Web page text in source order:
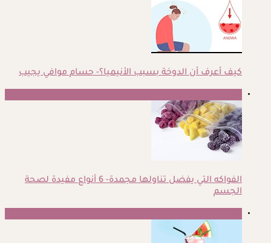
كيف أعرف أن الدوخة بسبب الأنيميا؟- حسام موافي يجيب
الفواكه التي يفضل تناولها مجمدة- 6 أنواع مفيدة لصحة
الجسم